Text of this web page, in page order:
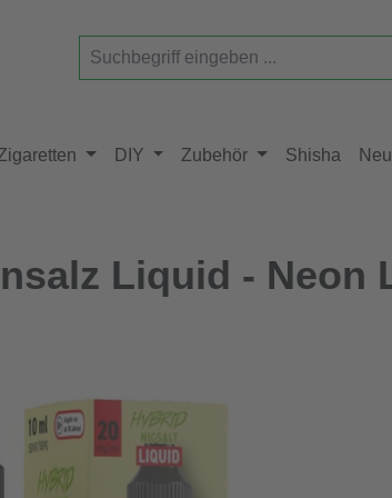
DIY Zubehör Shisha Neu
Liquid - Neon